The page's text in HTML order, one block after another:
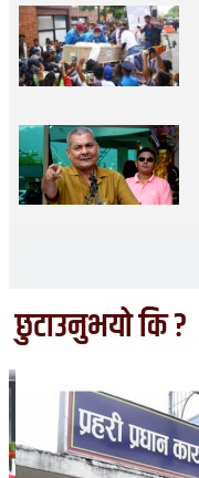
छुटाउनुभयो कि ?